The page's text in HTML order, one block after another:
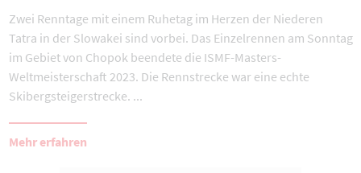
Zwei Renntage mit einem Ruhetag im Herzen der Niederen
Tatra in der Slowakei sind vorbei. Das Einzelrennen am Sonntag
im Gebiet von Chopok beendete die ISMF-Masters-
Weltmeisterschaft 2023. Die Rennstrecke war eine echte
Skibergsteigerstrecke. ...
Mehr erfahren